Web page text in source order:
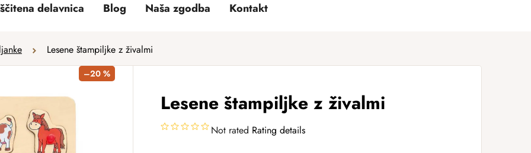
delavnica Blog Naša zgodba Kontakt
Lesene štampiljke z živalmi
Lesene štampiljke z živalmi
Not rated Rating details
–20 %